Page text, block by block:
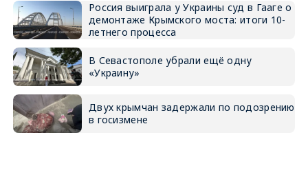
Россия выиграла у Украины суд в Гааге о
демонтаже Крымского моста: итоги 10-
летнего процесса
В Севастополе убрали ещё одну
«Украину»
Двух крымчан задержали по подозрению
в госизмене